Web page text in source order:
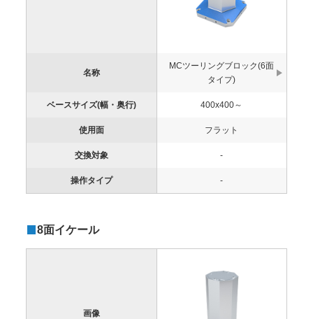
名称
MCツーリングブロック(6面
タイプ)
ベースサイズ(幅・奥行) 400x400～
使用面 フラット
交換対象 -
操作タイプ -
8面イケール
画像